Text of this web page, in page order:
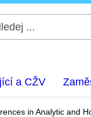
a CŽV
in Analytic and